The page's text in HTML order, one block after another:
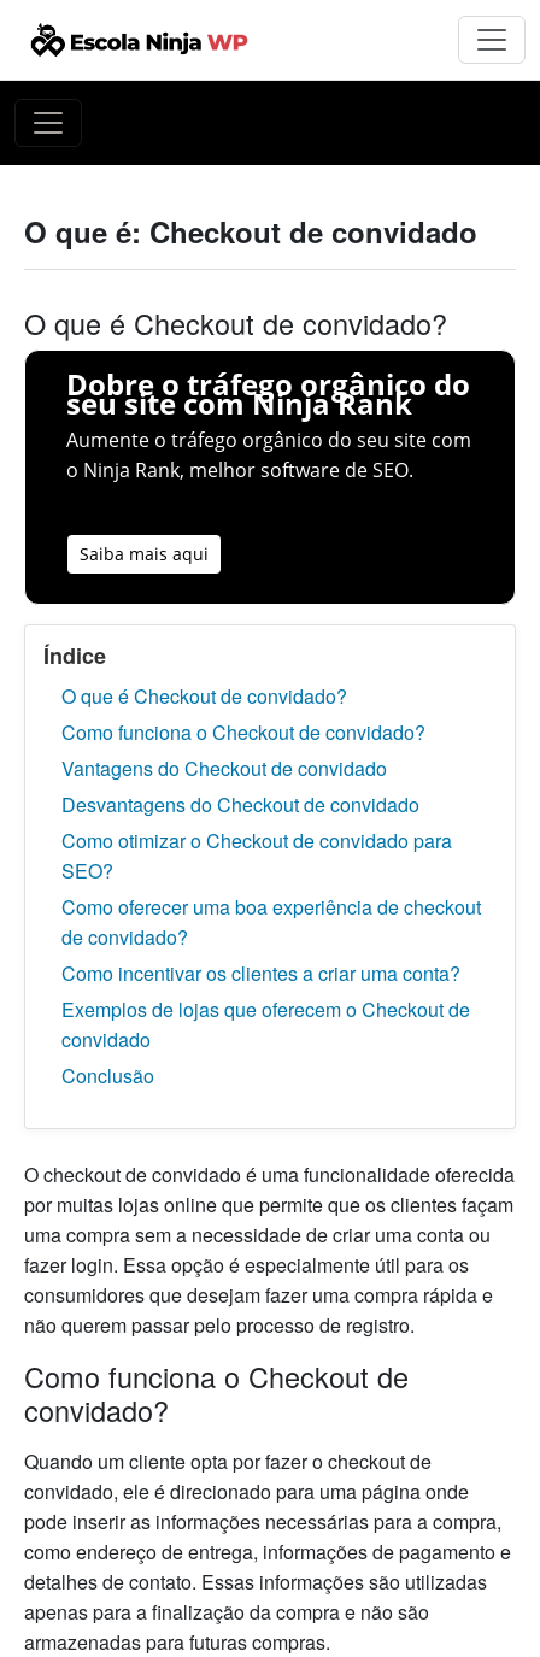
O que é: Checkout de convidado
O que é Checkout de convidado?
Dobre o tráfego orgânico do
seu site com Ninja Rank
Aumente o tráfego orgânico do seu site com
o Ninja Rank, melhor software de SEO.
Saiba mais aqui
Índice
O que é Checkout de convidado?
Como funciona o Checkout de convidado?
Vantagens do Checkout de convidado
Desvantagens do Checkout de convidado
Como otimizar o Checkout de convidado para
SEO?
Como oferecer uma boa experiência de checkout
de convidado?
Como incentivar os clientes a criar uma conta?
Exemplos de lojas que oferecem o Checkout de
convidado
Conclusão
O checkout de convidado é uma funcionalidade oferecida
por muitas lojas online que permite que os clientes façam
uma compra sem a necessidade de criar uma conta ou
fazer login. Essa opção é especialmente útil para os
consumidores que desejam fazer uma compra rápida e
não querem passar pelo processo de registro.
Como funciona o Checkout de
convidado?
Quando um cliente opta por fazer o checkout de
convidado, ele é direcionado para uma página onde
pode inserir as informações necessárias para a compra,
como endereço de entrega, informações de pagamento e
detalhes de contato. Essas informações são utilizadas
apenas para a finalização da compra e não são
armazenadas para futuras compras.